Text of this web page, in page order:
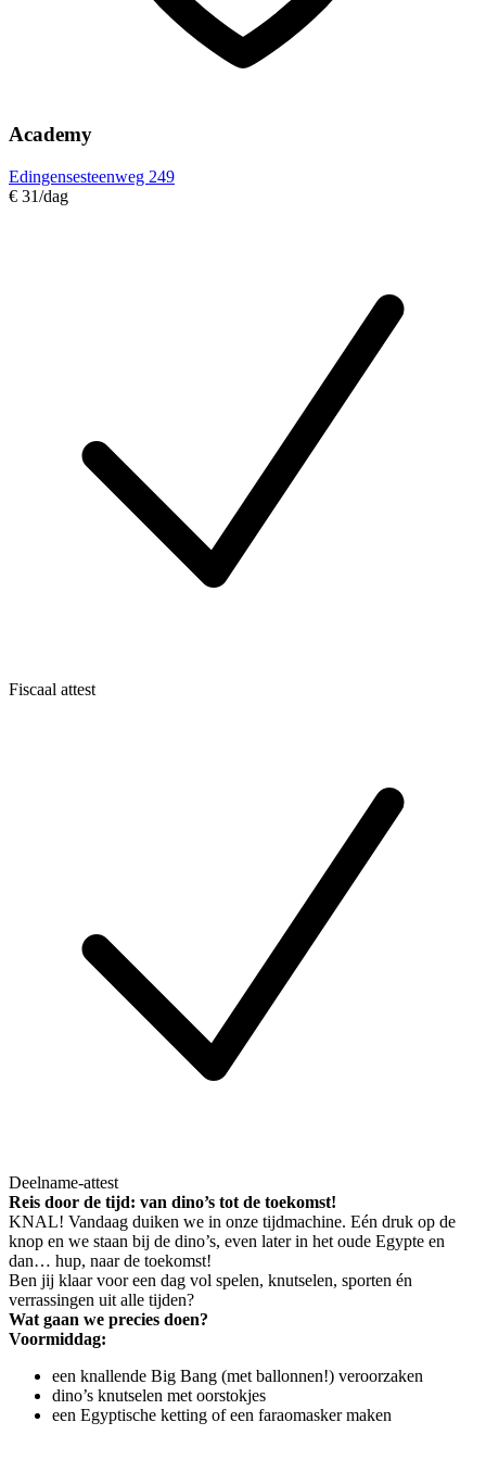
Academy
Edingensesteenweg 249
€ 31/dag
Fiscaal attest
Deelname-attest
Reis door de tijd: van dino’s tot de toekomst!
KNAL! Vandaag duiken we in onze tijdmachine. Eén druk op de
knop en we staan bij de dino’s, even later in het oude Egypte en
dan… hup, naar de toekomst!
Ben jij klaar voor een dag vol spelen, knutselen, sporten én
verrassingen uit alle tijden?
Wat gaan we precies doen?
Voormiddag:
een knallende Big Bang (met ballonnen!) veroorzaken
dino’s knutselen met oorstokjes
een Egyptische ketting of een faraomasker maken